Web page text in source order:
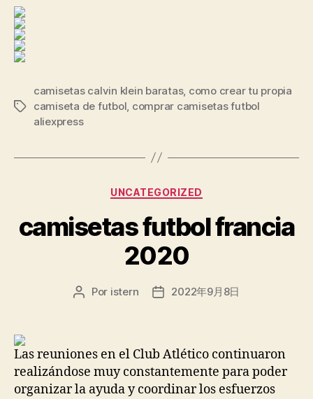
Etiquetas
camisetas calvin klein baratas, como crear tu propia
camiseta de futbol comprar camisetas futbol
aliexpress
Categorías
UNCATEGORIZED
camisetas futbol francia
2020
Autor
Por istern
Fecha2022年9月8日
Las reuniones en el Club Atlético continuaron
realizándose muy constantemente para poder
organizar la ayuda y coordinar los esfuerzos